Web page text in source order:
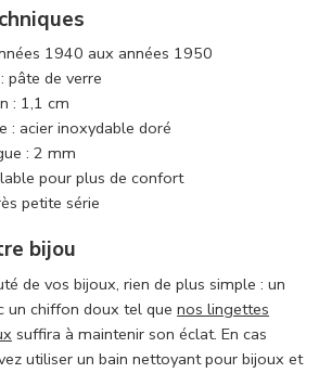
1940 aux années 1950
pâte de verre
: 1,1 cm
: acier inoxydable doré
: 2 mm
pour plus de confort
petite série
bijou
de vos bijoux, rien de plus simple : un
un chiffon doux tel que nos lingettes
suffira à maintenir son éclat. En cas
utiliser un bain nettoyant pour bijoux et